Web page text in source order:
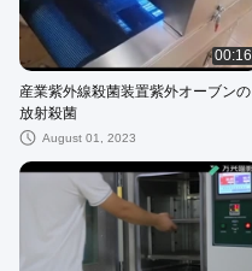
00:16
産業紫外線殺菌装置紫外オーブンの
放射殺菌
August 01, 2023